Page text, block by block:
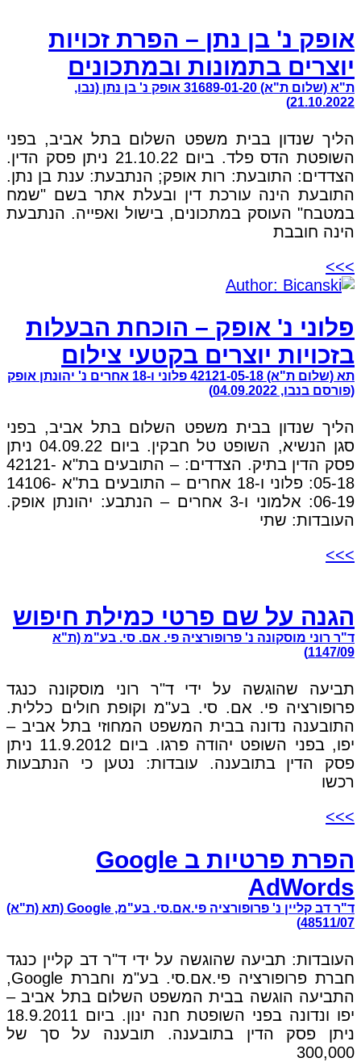
אופק נ' בן נתן – הפרת זכויות
יוצרים בתמונות ובמתכונים
ת"א (שלום ת"א) 31689-01-20 אופק נ' בן נתן (נבו,
21.10.2022)
הליך שנדון בבית משפט השלום בתל אביב, בפני
השופטת הדס פלד. ביום 21.10.22 ניתן פסק הדין.
הצדדים: התובעת: רות אופק; הנתבעת: ענת בן נתן.
התובעת הינה עורכת דין ובעלת אתר בשם "שמח
במטבח" העוסק במתכונים, בישול ואפייה. הנתבעת
הינה חובבת
>>>
פלוני נ' אופק – הוכחת הבעלות
בזכויות יוצרים בקטעי צילום
תא (שלום ת"א) 42121-05-18 פלוני ו-18 אחרים נ' יהונתן אופק
(פורסם בנבו, 04.09.2022)
הליך שנדון בבית משפט השלום בתל אביב, בפני
סגן הנשיא, השופט טל חבקין. ביום 04.09.22 ניתן
פסק הדין בתיק. הצדדים: – התובעים בת"א 42121-
05-18: פלוני ו-18 אחרים – התובעים בת"א 14106-
06-19: אלמוני ו-3 אחרים – הנתבע: יהונתן אופק.
העובדות: שתי
>>>
הגנה על שם פרטי כמילת חיפוש
ד"ר רוני מוסקונה נ' פרופורציה פי. אם. סי. בע"מ (ת"א
1147/09)
תביעה שהוגשה על ידי ד"ר רוני מוסקונה כנגד
פרופורציה פי. אם. סי. בע"מ וקופת חולים כללית.
התובענה נדונה בבית המשפט המחוזי בתל אביב –
יפו, בפני השופט יהודה פרגו. ביום 11.9.2012 ניתן
פסק הדין בתובענה. עובדות: נטען כי הנתבעות
רכשו
>>>
הפרת פרטיות ב Google
AdWords
ד"ר דב קליין נ' פרופורציה פי.אם.סי. בע"מ, Google (תא (ת"א)
48511/07)
העובדות: תביעה שהוגשה על ידי ד"ר דב קליין כנגד
חברת פרופורציה פי.אם.סי. בע"מ וחברת Google,
התביעה הוגשה בבית המשפט השלום בתל אביב –
יפו ונדונה בפני השופטת חנה ינון. ביום 18.9.2011
ניתן פסק הדין בתובענה. תובענה על סך של
300,000